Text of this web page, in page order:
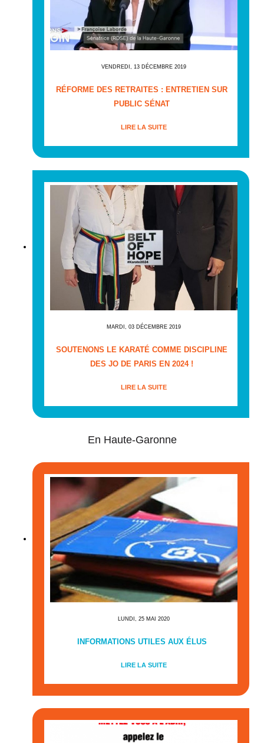
VENDREDI, 13 DÉCEMBRE 2019
RÉFORME DES RETRAITES : ENTRETIEN SUR
PUBLIC SÉNAT
LIRE LA SUITE
MARDI, 03 DÉCEMBRE 2019
SOUTENONS LE KARATÉ COMME DISCIPLINE
DES JO DE PARIS EN 2024 !
LIRE LA SUITE
En Haute-Garonne
LUNDI, 25 MAI 2020
INFORMATIONS UTILES AUX ÉLUS
LIRE LA SUITE